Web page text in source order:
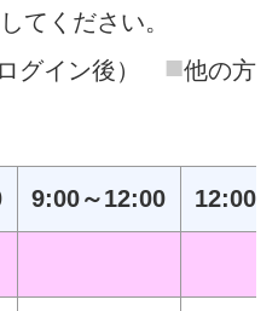
てください。
グイン後） ■他の方
9:00～12:00 12:00